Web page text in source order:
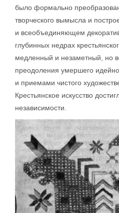
было формально
творческого вымысла и
и всеобъединяющем
глубинных недрах
медленный и незаметный, но
преодоления умершего
и приемами чистого
Крестьянское искусство
независимости.